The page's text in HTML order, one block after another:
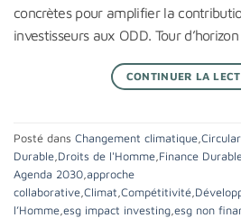
concrètes pour amplifier la
investisseurs aux ODD. Tour d’horizon
CONTINUER LA
Posté dans Changement climatique
Durable Droits de l'Homme Finance
Agenda 2030 approche
collaborative Climat Compétitivité
l’Homme esg impact investing esg non